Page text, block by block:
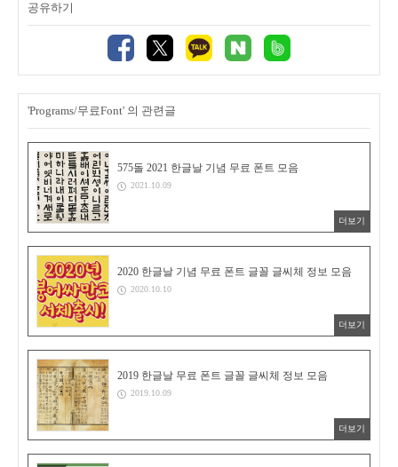
공유하기
'Programs/무료Font' 의 관련글
575돌 2021 한글날 기념 무료 폰트 모음
2021.10.09
더보기
2020 한글날 기념 무료 폰트 글꼴 글씨체 정보 모음
2020.10.10
더보기
2019 한글날 무료 폰트 글꼴 글씨체 정보 모음
2019.10.09
더보기